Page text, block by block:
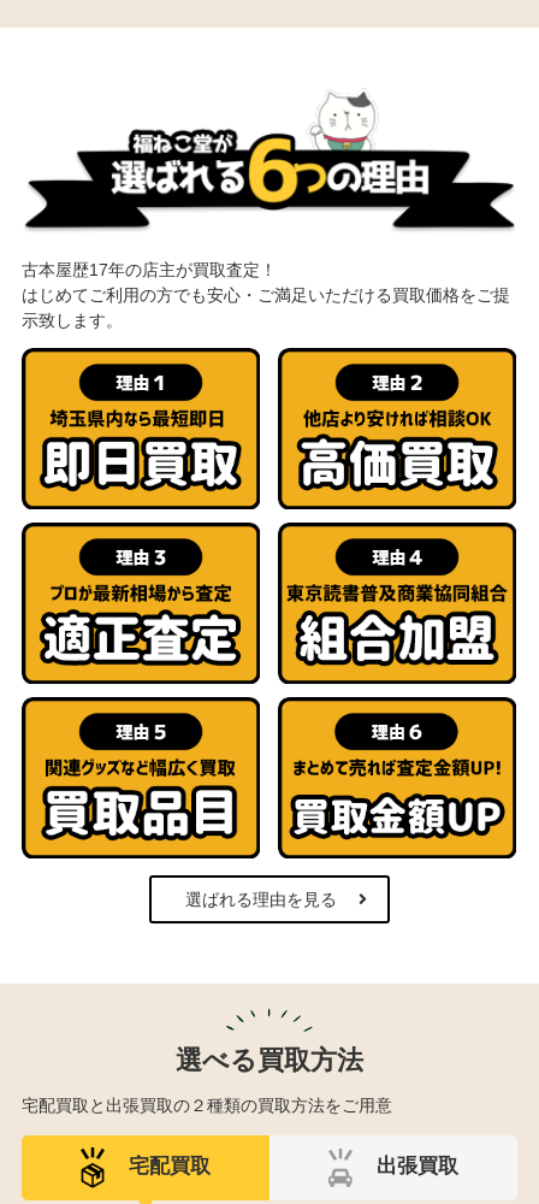
古本屋歴17年の店主が買取査定！
はじめてご利用の方でも安心・ご満足いただける買取価格をご提
示致します。
選ばれる理由を見る
選べる買取方法
宅配買取と出張買取の２種類の買取方法をご用意
宅配買取 出張買取